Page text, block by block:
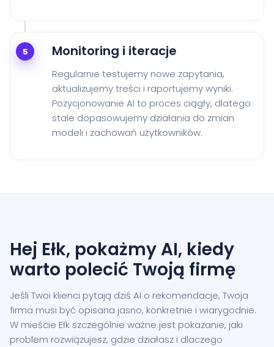
5 Monitoring i iteracje
Regularnie testujemy nowe zapytania,
aktualizujemy treści i raportujemy wyniki.
Pozycjonowanie AI to proces ciągły, dlatego
stale dopasowujemy działania do zmian
modeli i zachowań użytkowników.
Hej Ełk, pokażmy AI, kiedy
warto polecić Twoją firmę
Jeśli Twoi klienci pytają dziś AI o rekomendacje, Twoja
firma musi być opisana jasno, konkretnie i wiarygodnie.
W mieście Ełk szczególnie ważne jest pokazanie, jaki
problem rozwiązujesz, gdzie działasz i dlaczego